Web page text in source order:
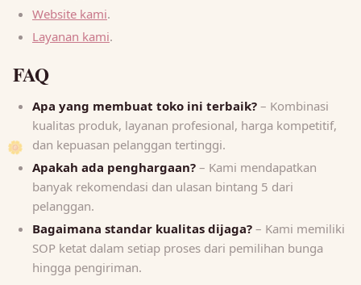
Website kami.
Layanan kami.
FAQ
Apa yang membuat toko ini terbaik? – Kombinasi
kualitas produk, layanan profesional, harga kompetitif,
dan kepuasan pelanggan tertinggi.
Apakah ada penghargaan? – Kami mendapatkan
banyak rekomendasi dan ulasan bintang 5 dari
pelanggan.
Bagaimana standar kualitas dijaga? – Kami memiliki
SOP ketat dalam setiap proses dari pemilihan bunga
hingga pengiriman.